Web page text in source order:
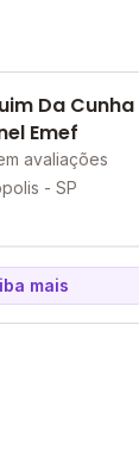
Da Cunha
Emef
avaliações
- SP
mais